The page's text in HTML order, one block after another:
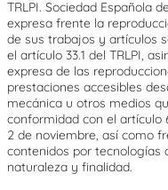
TRLPI. Sociedad Española
expresa frente la
de sus trabajos y artículos
el artículo 33.1 del TRLPI,
expresa de las
prestaciones accesibles
mecánica u otros medios
conformidad con el artículo
2 de noviembre, así como
contenidos por tecnologías
naturaleza y finalidad.